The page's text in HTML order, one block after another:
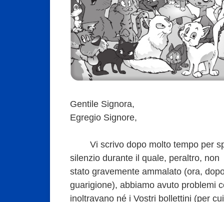
Gentile Signora,
Egregio Signore,
Vi scrivo dopo molto tempo per
silenzio durante il quale, peraltro,
stato gravemente ammalato (ora,
guarigione), abbiamo avuto problemi
inoltravano né i Vostri bollettini (per